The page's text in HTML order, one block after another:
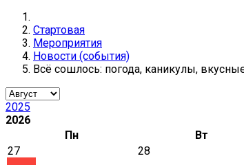
Стартовая
Мероприятия
Новости (события)
Всё сошлось: погода, каникулы,
2025
2026
Пн
Вт
27
28